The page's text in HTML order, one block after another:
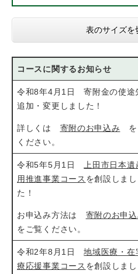
表のサイズを
コースに関するお知らせ
令和8年4月1日 寄附金の使途
追加・変更しました！
詳しくは 寄附のお申込み を
ください。
令和5年5月1日
上田市日本遺
用推進事業コース を創設しまし
た！
お申込み方法は 寄附のお申
をご覧ください。
令和2年8月1日地域医療・在
療応援事業コース を創設しまし